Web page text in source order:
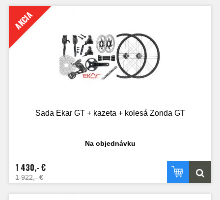
AKCIA
Sada Ekar GT + kazeta + kolesá Zonda GT
Na objednávku
1 430,- €
1 922,- €